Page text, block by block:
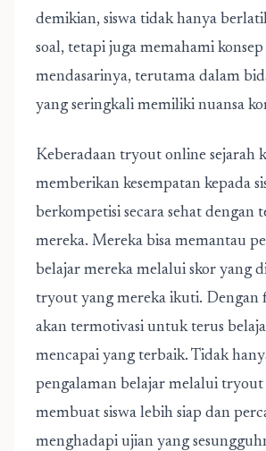
demikian, siswa tidak hanya
soal, tetapi juga memahami
mendasarinya, terutama dalam
yang seringkali memiliki nuansa
Keberadaan tryout online sejarah
memberikan kesempatan kepada
berkompetisi secara sehat dengan
mereka. Mereka bisa memantau
belajar mereka melalui skor yang
tryout yang mereka ikuti. Dengan
akan termotivasi untuk terus
mencapai yang terbaik. Tidak
pengalaman belajar melalui
membuat siswa lebih siap dan
menghadapi ujian yang